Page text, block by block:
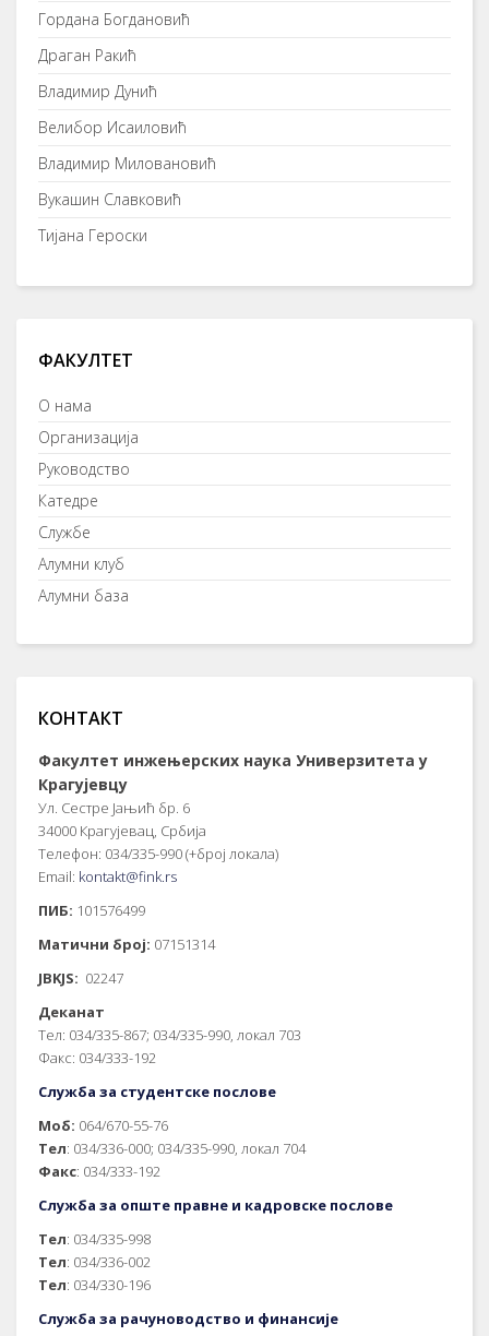
Гордана Богдановић
Драган Ракић
Владимир Дунић
Велибор Исаиловић
Владимир Миловановић
Вукашин Славковић
Тијана Героски
ФАКУЛТЕТ
О нама
Организација
Руководство
Катедре
Службе
Алумни клуб
Алумни база
КОНТАКТ
Факултет инжењерских наука Универзитета у
Крагујевцу
Ул. Сестре Јањић бр. 6
34000 Крагујевац, Србија
Телефон: 034/335-990 (+број локала)
Email: kontakt@fink.rs
ПИБ: 101576499
Матични број: 07151314
JBKJS: 02247
Деканат
Тел: 034/335-867; 034/335-990, локал 703
Факс: 034/333-192
Служба за студентске послове
Моб: 064/670-55-76
Тел: 034/336-000; 034/335-990, локал 704
Факс: 034/333-192
Служба за опште правне и кадровске послове
Тел: 034/335-998
Тел: 034/336-002
Тел: 034/330-196
Служба за рачуноводство и финансије